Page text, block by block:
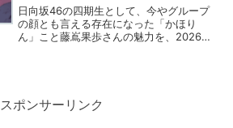
日向坂46の四期生として、今やグループ
の顔とも言える存在になった「かほり
ん」こと藤嶌果歩さんの魅力を、2026年
スポンサーリンク